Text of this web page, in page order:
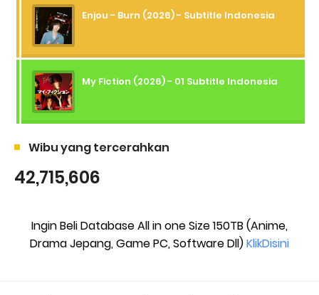
Enjou - Burn (2026) - Subtitle Indonesia
My Fiction (2026) - 01 Subtitle Indonesia
Wibu yang tercerahkan
42,715,606
Ingin Beli Database All in one Size 150TB (Anime,
Drama Jepang, Game PC, Software Dll)KlikDisini